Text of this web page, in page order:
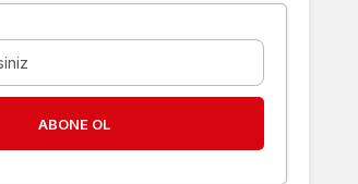
ABONE OL